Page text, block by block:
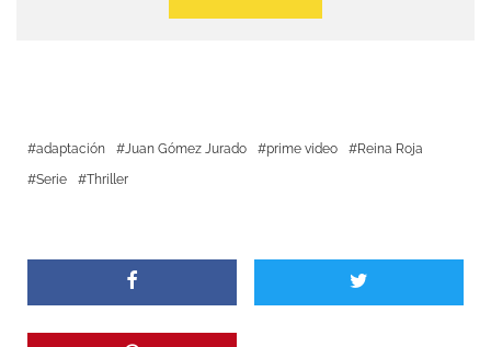
adaptación Juan Gómez Jurado prime video
Reina Roja
Serie
Thriller